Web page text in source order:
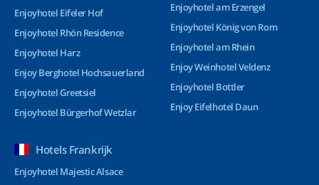
Enjoyhotel Eifeler Hof
Enjoyhotel Rhön Residence
Enjoyhotel Harz
Enjoy Berghotel Hochsauerland
Enjoyhotel Greetsiel
Enjoyhotel Bürgerhof Wetzlar
Enjoyhotel am Erzengel
Enjoyhotel König von Rom
Enjoyhotel am Rhein
Enjoy Weinhotel Veldenz
Enjoyhotel Bottler
Enjoy Eifelhotel Daun
Hotels Frankrijk
Enjoyhotel Majestic Alsace